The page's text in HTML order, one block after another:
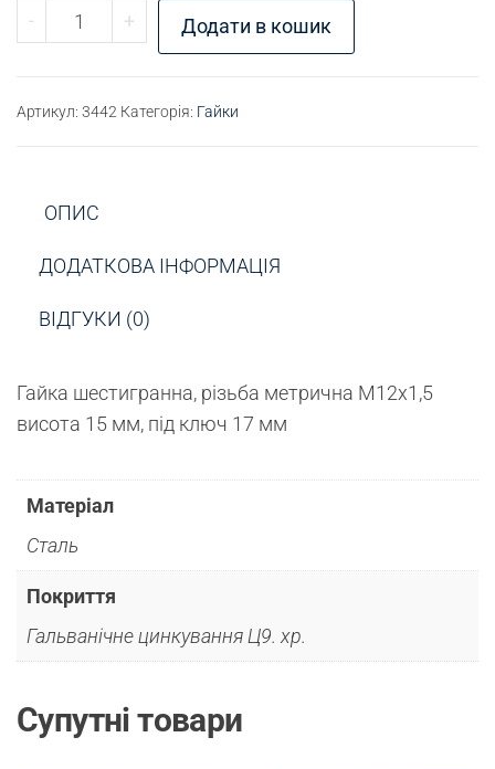
- Гайка М12х1,5 висока S17 кількість
+ Додати в кошик
Артикул: 3442 Категорія: Гайки
ОПИС
ДОДАТКОВА ІНФОРМАЦІЯ
ВІДГУКИ (0)
Гайка шестигранна, різьба метрична М12х1,5
висота 15 мм, під ключ 17 мм
Матеріал
Сталь
Покриття
Гальванічне цинкування Ц9. хр.
Супутні товари